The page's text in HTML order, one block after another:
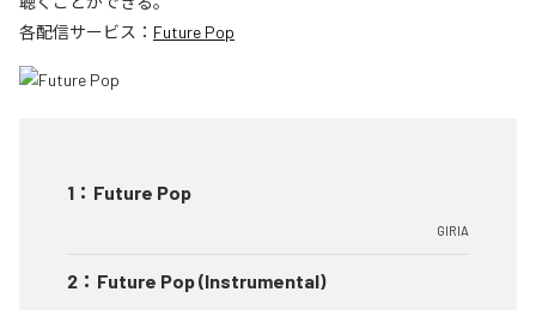
各配信サービス： Future Pop
1 ： Future Pop
GIRIA
2 ： Future Pop (Instrumental)